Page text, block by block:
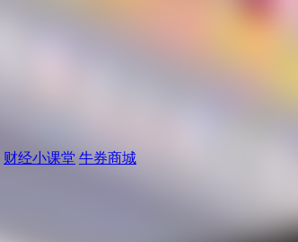
财经小课堂 牛券商城